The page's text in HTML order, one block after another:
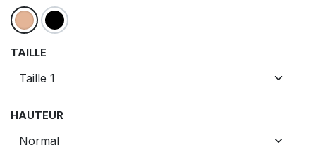
TAILLE
HAUTEUR